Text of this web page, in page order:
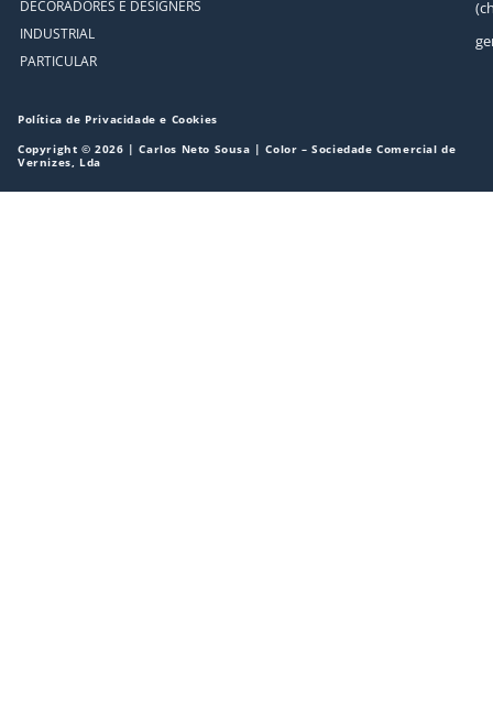
DECORADORES E DESIGNERS
INDUSTRIAL
PARTICULAR
Política de Privacidade e Cookies
Copyright © 2026 | Carlos Neto Sousa | Color – Sociedade Comercial de
Vernizes, Lda